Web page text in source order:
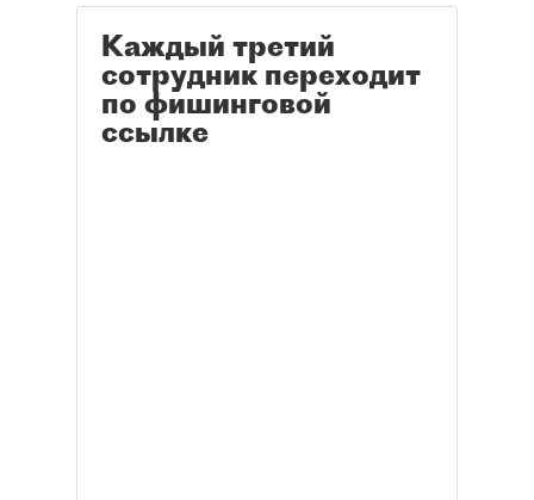
Каждый третий
сотрудник переходит
по фишинговой
ссылке